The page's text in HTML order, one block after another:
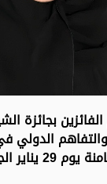
بجائزة
الدولي
يوم 29 يناير الجاري